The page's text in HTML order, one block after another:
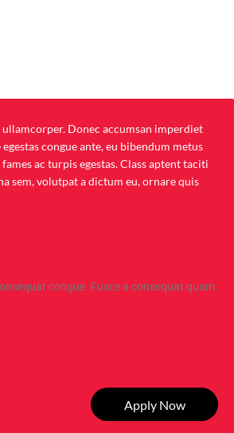
Donec accumsan imperdiet
congue ante, eu bibendum metus
ac turpis egestas. Class aptent taciti
sem, volutpat a dictum eu, ornare quis
congue. Fusce a consequat quam.
Apply Now